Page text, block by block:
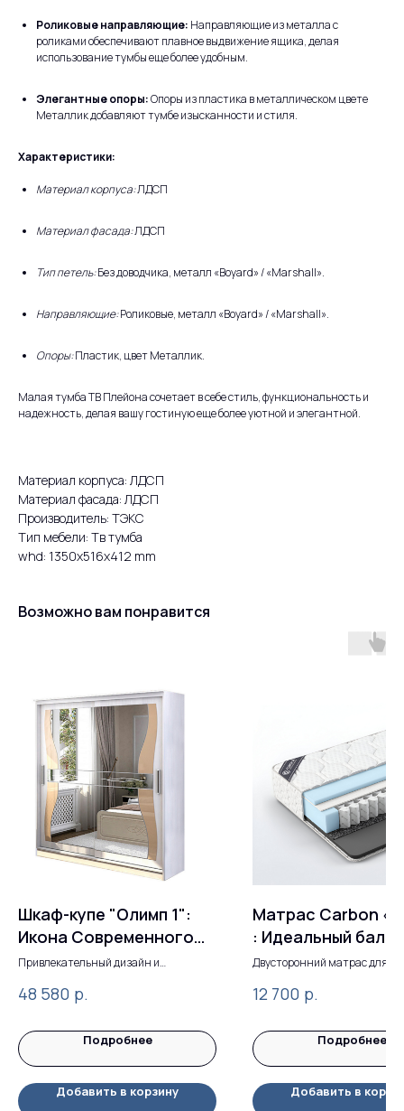
Роликовые направляющие: Направляющие из металла с
роликами обеспечивают плавное выдвижение ящика, делая
использование тумбы еще более удобным.
Элегантные опоры:Опоры из пластика в металлическом цвете
Металлик добавляют тумбе изысканности и стиля.
Характеристики:
Материал корпуса:ЛДСП
Материал фасада:ЛДСП
Тип петель:Без доводчика, металл «Boyard» / «Marshall».
Направляющие:Роликовые, металл «Boyard» / «Marshall».
Опоры:Пластик, цвет Металлик.
Малая тумба ТВ Плейона сочетает в себе стиль, функциональность и
надежность, делая вашу гостиную еще более уютной и элегантной.
Материал корпуса: ЛДСП
Материал фасада: ЛДСП
Производитель: ТЭКС
Тип мебели: Тв тумба
whd: 1350x516x412 mm
Возможно вам понравится
Шкаф-купе "Олимп 1":
Икона Современного
Дизайна
Привлекательный дизайн и
48 580 р.
Подробнее
Добавить в корзину
Матрас Carbon
: Идеальный
жесткости и
Двусторонний матрас для
12 700 р.
Подробнее
Добавить в